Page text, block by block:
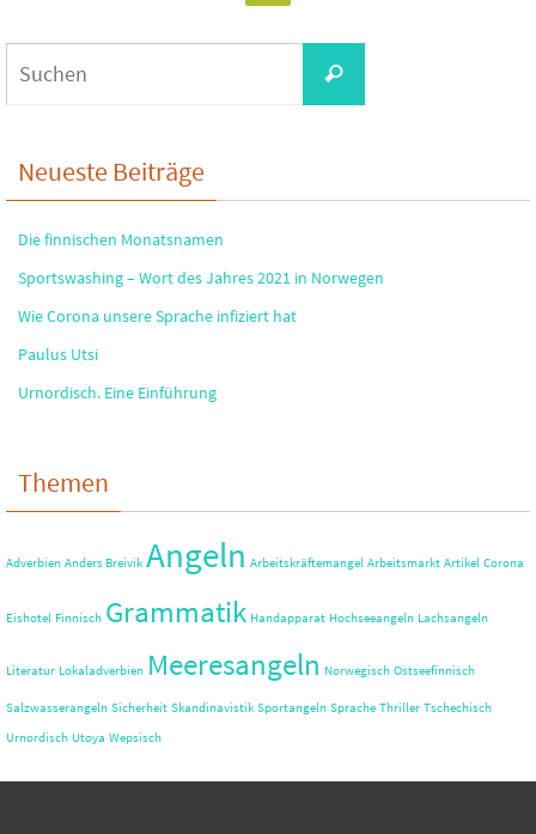
Suchen
Neueste Beiträge
Die finnischen Monatsnamen
Sportswashing – Wort des Jahres 2021 in Norwegen
Wie Corona unsere Sprache infiziert hat
Paulus Utsi
Urnordisch. Eine Einführung
Themen
Adverbien Anders Breivik Angeln Arbeitskräftemangel Arbeitsmarkt Artikel Corona
Eishotel Finnisch Grammatik Handapparat Hochseeangeln Lachsangeln
Literatur Lokaladverbien Meeresangeln Norwegisch Ostseefinnisch
Salzwasserangeln Sicherheit Skandinavistik Sportangeln Sprache Thriller Tschechisch
Urnordisch Utøya Wepsisch